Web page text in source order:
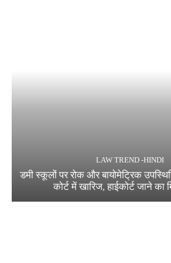
LAW TREND -HINDI
डमी स्कूलों पर रोक और बायोमेट्रिक
कोर्ट में खारिज, हाईकोर्ट जाने का